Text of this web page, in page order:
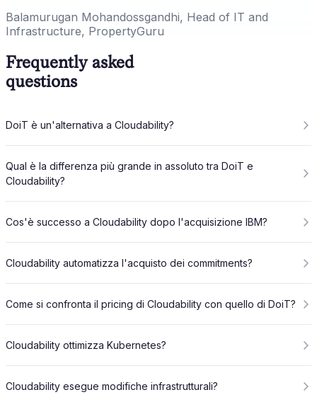
Balamurugan Mohandossgandhi, Head of IT and
Infrastructure, PropertyGuru
Frequently asked
questions
DoiT è un'alternativa a Cloudability?
Qual è la differenza più grande in assoluto tra DoiT e
Cloudability?
Cos'è successo a Cloudability dopo l'acquisizione IBM?
Cloudability automatizza l'acquisto dei commitments?
Come si confronta il pricing di Cloudability con quello di DoiT?
Cloudability ottimizza Kubernetes?
Cloudability esegue modifiche infrastrutturali?